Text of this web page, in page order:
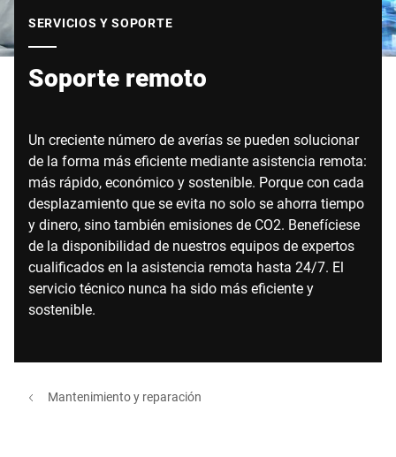
SERVICIOS Y SOPORTE
Soporte remoto
Un creciente número de averías se pueden solucionar
de la forma más eficiente mediante asistencia remota:
más rápido, económico y sostenible. Porque con cada
desplazamiento que se evita no solo se ahorra tiempo
y dinero, sino también emisiones de CO2. Benefíciese
de la disponibilidad de nuestros equipos de expertos
cualificados en la asistencia remota hasta 24/7. El
servicio técnico nunca ha sido más eficiente y
sostenible.
Mantenimiento y reparación